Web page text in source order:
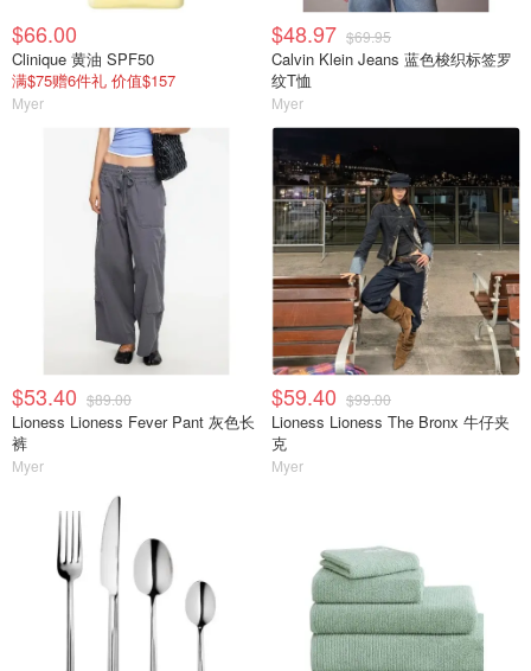
$66.00
Clinique 黄油 SPF50
满$75赠6件礼 价值$157
Myer
$48.97 $69.95
Calvin Klein Jeans 蓝色梭织标签罗
纹T恤
Myer
$53.40 $89.00
Lioness Lioness Fever Pant 灰色长
裤
Myer
$59.40 $99.00
Lioness Lioness The Bronx 牛仔夹
克
Myer